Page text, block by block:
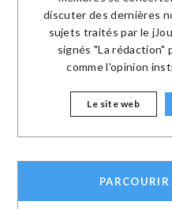
discuter des dernières
sujets traités par le
signés "La
comme l'opinion
Le site web
PARCOURIR